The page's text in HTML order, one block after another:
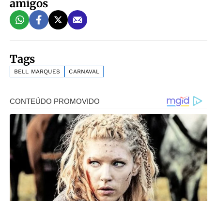
amigos
Tags
BELL MARQUES CARNAVAL